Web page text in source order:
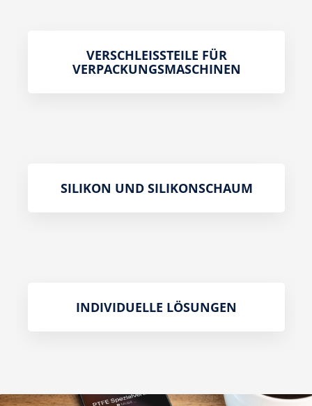
VERSCHLEISSTEILE FÜR V
ERPACKUNGSMASCHINEN
SILIKON UND SILIKONSCHAUM
INDIVIDUELLE LÖSUNGEN